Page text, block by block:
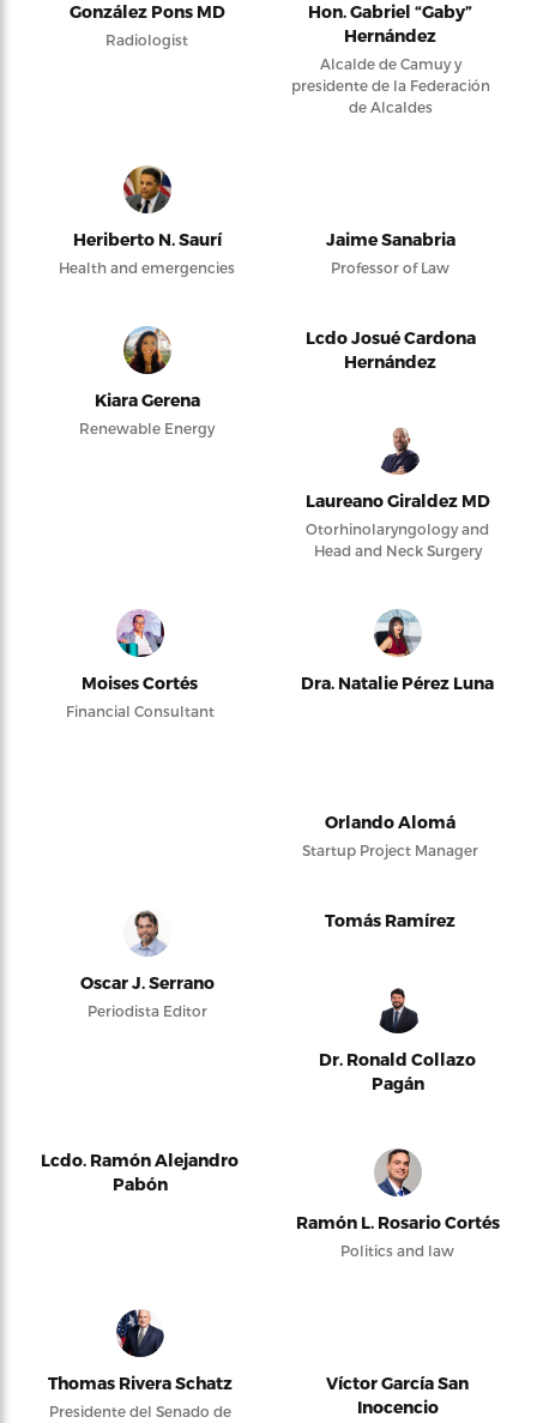
González Pons MD
Radiologist
Hon. Gabriel “Gaby”
Hernández
Alcalde de Camuy y
presidente de la Federación
de Alcaldes
Heriberto N. Saurí
Health and emergencies
Jaime Sanabria
Professor of Law
Kiara Gerena
Renewable Energy
Lcdo Josué Cardona
Hernández
Laureano Giraldez MD
Otorhinolaryngology and
Head and Neck Surgery
Moises Cortés
Financial Consultant
Dra. Natalie Pérez Luna
Orlando Alomá
Startup Project Manager
Oscar J. Serrano
Periodista Editor
Tomás Ramírez
Dr. Ronald Collazo
Pagán
Lcdo. Ramón Alejandro
Pabón
Ramón L. Rosario Cortés
Politics and law
Thomas Rivera Schatz
Presidente del Senado de
Víctor García San
Inocencio